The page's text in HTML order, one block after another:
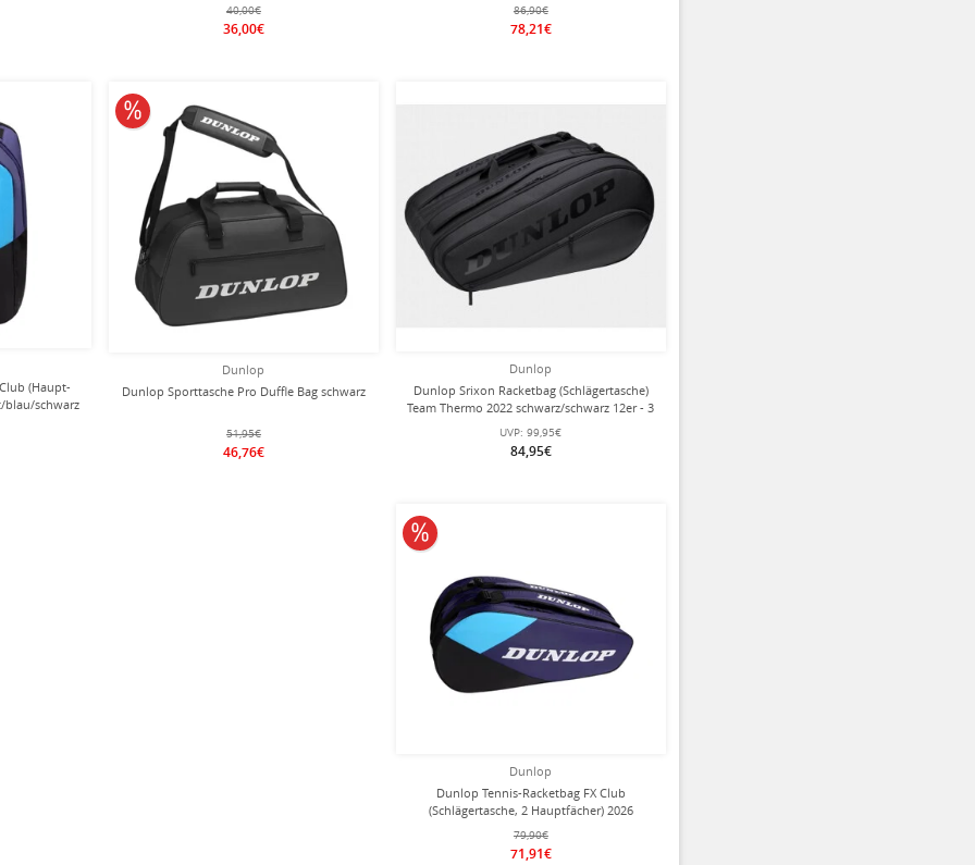
40,00€
36,00€
86,90€
78,21€
(Haupt-
blau/schwarz
Dunlop
Dunlop Sporttasche Pro Duffle Bag schwarz
51,95€
46,76€
10% reduziert
Dunlop
Dunlop Srixon Racketbag (Schlägertasche)
Team Thermo 2022 schwarz/schwarz 12er - 3
UVP: 99,95€
84,95€
Dunlop
Dunlop Tennis-Racketbag FX Club
(Schlägertasche, 2 Hauptfächer) 2026
violett/schwarz 10er
79,90€
71,91€
10% reduziert